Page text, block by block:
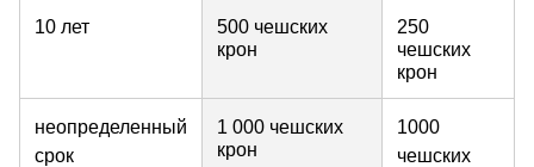
10 лет
500 чешских
крон
250
чешских
крон
неопределенный
срок
1 000 чешских
крон
1000
чешских